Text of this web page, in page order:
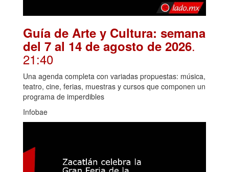
Guía de Arte y Cultura: semana
del 7 al 14 de agosto de 2026.
21:40
Una agenda completa con variadas propuestas: música,
teatro, cine, ferias, muestras y cursos que componen un
programa de imperdibles
Infobae